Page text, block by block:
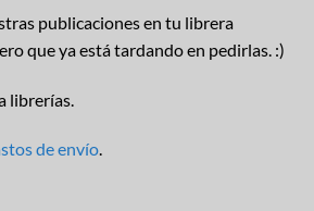
publicaciones en tu librera
que ya está tardando en pedirlas. :)
librerías.
de envío.